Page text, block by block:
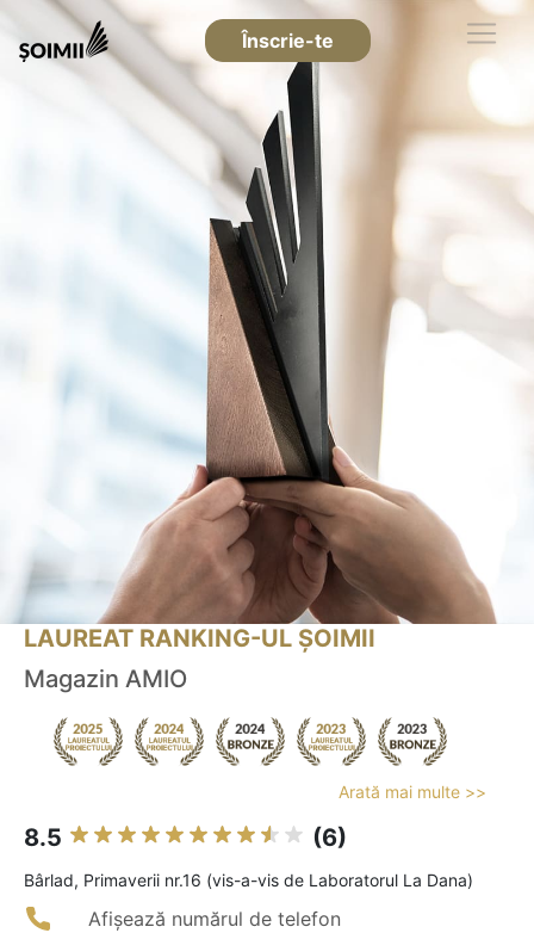
Înscrie-te
LAUREAT RANKING-UL ȘOIMII
Magazin AMIO
Arată mai multe >>
8.5 (6)
Bârlad, Primaverii nr.16 (vis-a-vis de Laboratorul La Dana)
Afișează numărul de telefon